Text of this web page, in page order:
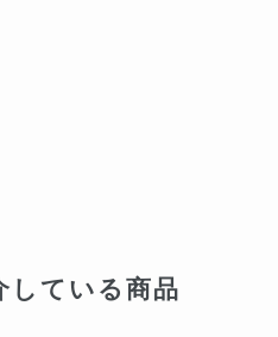
している商品